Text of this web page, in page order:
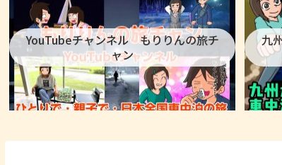
YouTubeチャンネル もりりんの旅チ
ャン
九